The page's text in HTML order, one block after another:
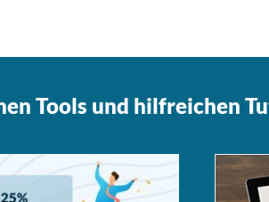
Tools und hilfreichen